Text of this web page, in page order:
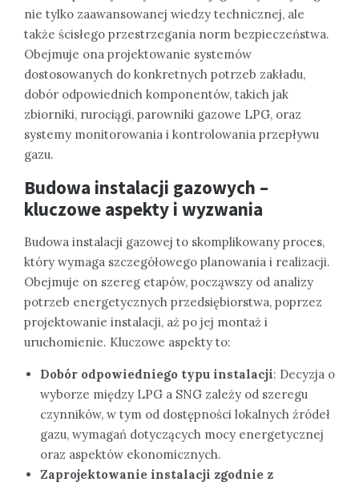
nie tylko zaawansowanej wiedzy technicznej, ale
także ścisłego przestrzegania norm bezpieczeństwa.
Obejmuje ona projektowanie systemów
dostosowanych do konkretnych potrzeb zakładu,
dobór odpowiednich komponentów, takich jak
zbiorniki, rurociągi, parowniki gazowe LPG, oraz
systemy monitorowania i kontrolowania przepływu
gazu.
Budowa instalacji gazowych –
kluczowe aspekty i wyzwania
Budowa instalacji gazowej to skomplikowany proces,
który wymaga szczegółowego planowania i realizacji.
Obejmuje on szereg etapów, począwszy od analizy
potrzeb energetycznych przedsiębiorstwa, poprzez
projektowanie instalacji, aż po jej montaż i
uruchomienie. Kluczowe aspekty to:
Dobór odpowiedniego typu instalacji: Decyzja o
wyborze między LPG a SNG zależy od szeregu
czynników, w tym od dostępności lokalnych źródeł
gazu, wymagań dotyczących mocy energetycznej
oraz aspektów ekonomicznych.
Zaprojektowanie instalacji zgodnie z